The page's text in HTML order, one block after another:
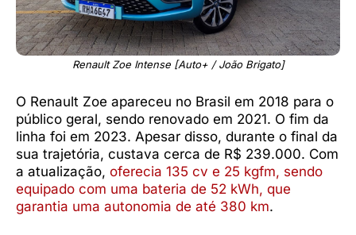
Renault Zoe Intense [Auto+ / João Brigato]
O Renault Zoe apareceu no Brasil em 2018 para o
público geral, sendo renovado em 2021. O fim da
linha foi em 2023. Apesar disso, durante o final da
sua trajetória, custava cerca de R$ 239.000. Com
a atualização, oferecia 135 cv e 25 kgfm, sendo
equipado com uma bateria de 52 kWh, que
garantia uma autonomia de até 380 km.